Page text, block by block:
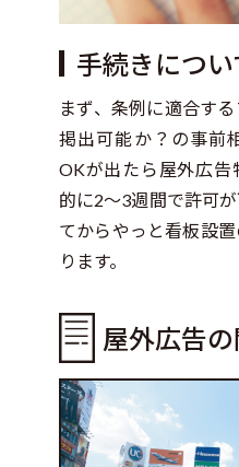
手続きについ
まず、条例に適合す
掲出可能か？の事前
OKが出たら屋外広告
的に2〜3週間で許可
てからやっと看板設
ります。
屋外広告